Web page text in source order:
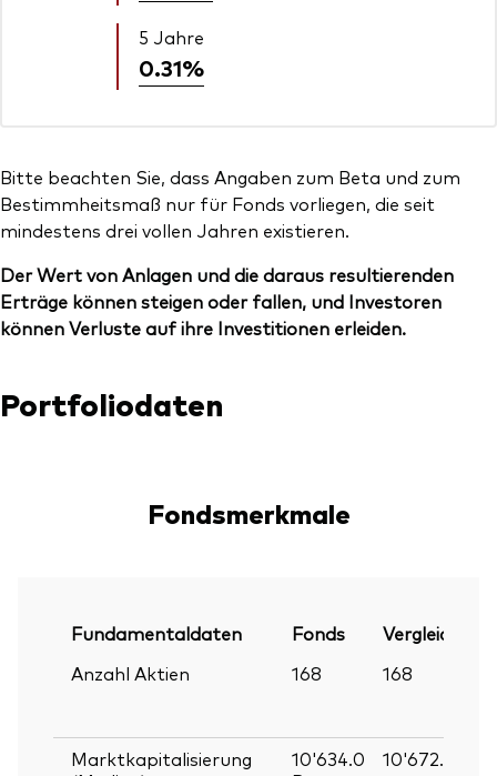
5 Jahre
0.31%
Bitte beachten Sie, dass Angaben zum Beta und zum
Bestimmheitsmaß nur für Fonds vorliegen, die seit
mindestens drei vollen Jahren existieren.
Der Wert von Anlagen und die daraus resultierenden
Erträge können steigen oder fallen, und Investoren
können Verluste auf ihre Investitionen erleiden.
Portfoliodaten
Fondsmerkmale
Fundamentaldaten Fonds
Anzahl Aktien
168 168
Marktkapitalisierung
10'634.0
10'672.8